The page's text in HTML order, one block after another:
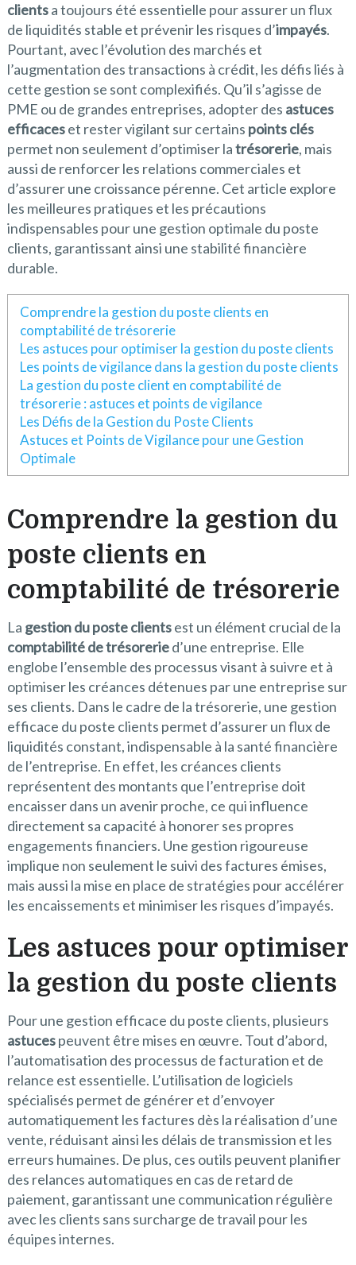
clientsa toujours été essentielle pour assurer un flux
de liquidités stable et prévenir les risques d’impayés.
Pourtant, avec l’évolution des marchés et
l’augmentation des transactions à crédit, les défis liés à
cette gestion se sont complexifiés. Qu’il s’agisse de
PME ou de grandes entreprises, adopter des astuces
efficaceset rester vigilant sur certains points clés
permet non seulement d’optimiser latrésorerie, mais
aussi de renforcer les relations commerciales et
d’assurer une croissance pérenne. Cet article explore
les meilleures pratiques et les précautions
indispensables pour une gestion optimale du poste
clients, garantissant ainsi une stabilité financière
durable.
Comprendre la gestion du poste clients en
comptabilité de trésorerie
Les astuces pour optimiser la gestion du poste clients
Les points de vigilance dans la gestion du poste clients
La gestion du poste client en comptabilité de
trésorerie : astuces et points de vigilance
Les Défis de la Gestion du Poste Clients
Astuces et Points de Vigilance pour une Gestion
Optimale
Comprendre la gestion du
poste clients en
comptabilité de trésorerie
La gestion du poste clientsest un élément crucial de la
comptabilité de trésoreried’une entreprise. Elle
englobe l’ensemble des processus visant à suivre et à
optimiser les créances détenues par une entreprise sur
ses clients. Dans le cadre de la trésorerie, une gestion
efficace du poste clients permet d’assurer un flux de
liquidités constant, indispensable à la santé financière
de l’entreprise. En effet, les créances clients
représentent des montants que l’entreprise doit
encaisser dans un avenir proche, ce qui influence
directement sa capacité à honorer ses propres
engagements financiers. Une gestion rigoureuse
implique non seulement le suivi des factures émises,
mais aussi la mise en place de stratégies pour accélérer
les encaissements et minimiser les risques d’impayés.
Les astuces pour optimiser
la gestion du poste clients
Pour une gestion efficace du poste clients, plusieurs
astucespeuvent être mises en œuvre. Tout d’abord,
l’automatisation des processus de facturation et de
relance est essentielle. L’utilisation de logiciels
spécialisés permet de générer et d’envoyer
automatiquement les factures dès la réalisation d’une
vente, réduisant ainsi les délais de transmission et les
erreurs humaines. De plus, ces outils peuvent planifier
des relances automatiques en cas de retard de
paiement, garantissant une communication régulière
avec les clients sans surcharge de travail pour les
équipes internes.